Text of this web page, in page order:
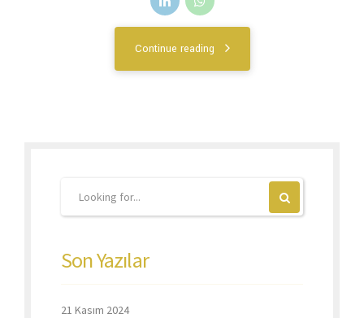
Continue reading
Son Yazılar
21 Kasım 2024